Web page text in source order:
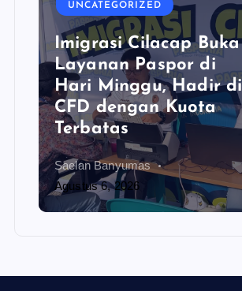
UNCATEGORIZED
Imigrasi Cilacap Buka
Layanan Paspor di
Hari Minggu, Hadir di
CFD dengan Kuota
Terbatas
Saelan Banyumas
Agustus 6, 2026